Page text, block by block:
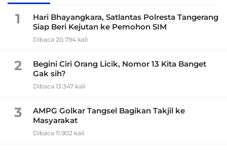
1
Hari Bhayangkara, Satlantas Polresta Tangerang
Siap Beri Kejutan ke Pemohon SIM
Dibaca 20.794 kali
2
Begini Ciri Orang Licik, Nomor 13 Kita Banget
Gak sih?
Dibaca 13.347 kali
3
AMPG Golkar Tangsel Bagikan Takjil ke
Masyarakat
Dibaca 11.902 kali